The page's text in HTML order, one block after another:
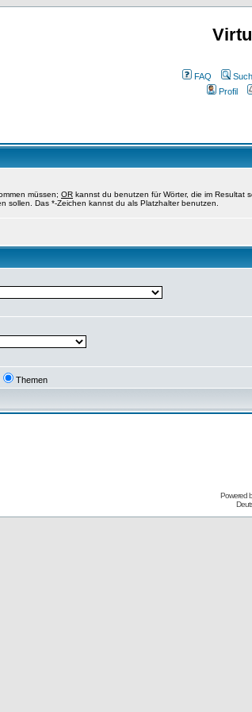
FAQ
Profil
müssen; OR kannst du benutzen für Wörter, die im Resultat
sollen. Das *-Zeichen kannst du als Platzhalter benutzen.
Themen
Powered